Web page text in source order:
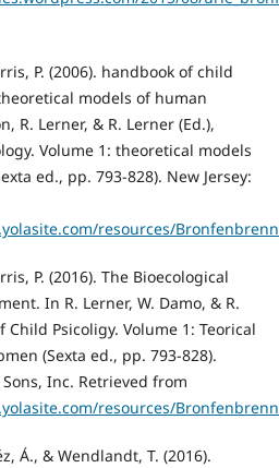
P. (2006). handbook of child
models of human
R. Lerner, & R. Lerner (Ed.),
Volume 1: theoretical models
ed., pp. 793-828). New Jersey:
resources/
P. (2016). The Bioecological
In R. Lerner, W. Damo, & R.
Child Psicoligy. Volume 1: Teorical
(Sexta ed., pp. 793-828).
Inc. Retrieved from
resources/
Á., & Wendlandt, T. (2016).